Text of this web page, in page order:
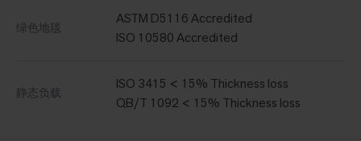
绿色地毯
ASTM D5116 Accredited
ISO 10580 Accredited
静态负载
ISO 3415 < 15% Thickness loss
QB/T 1092 < 15% Thickness loss